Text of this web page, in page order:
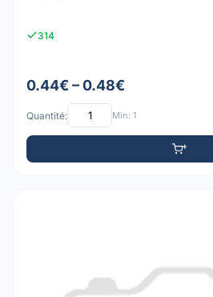
314
0.44€ – 0.48€
Quantité: Min: 1